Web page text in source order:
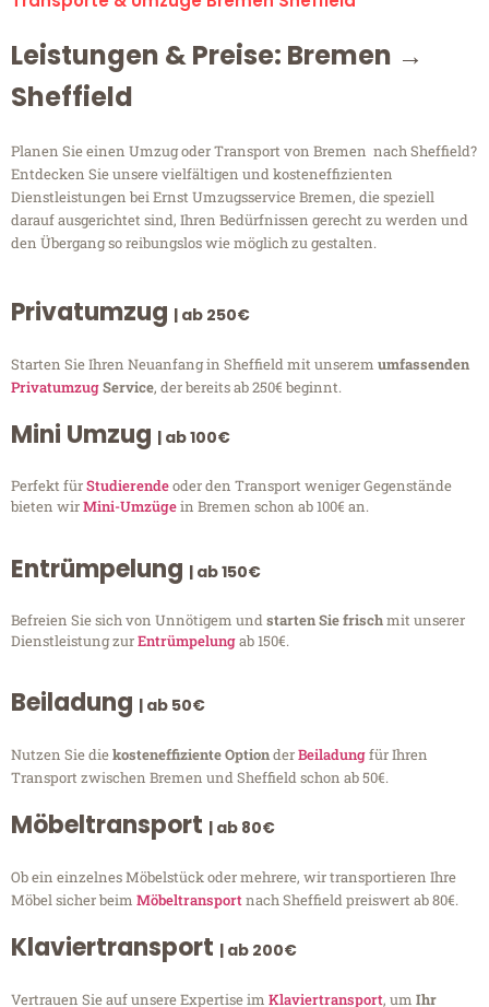
Leistungen & Preise: Bremen →
Sheffield
Planen Sie einen Umzug oder Transport von Bremen nach Sheffield?
Entdecken Sie unsere vielfältigen und kosteneffizienten
Dienstleistungen bei Ernst Umzugsservice Bremen, die speziell
darauf ausgerichtet sind, Ihren Bedürfnissen gerecht zu werden und
den Übergang so reibungslos wie möglich zu gestalten.
Privatumzug | ab 250€
Starten Sie Ihren Neuanfang in Sheffield mit unserem umfassenden
PrivatumzugService, der bereits ab 250€ beginnt.
Mini Umzug | ab 100€
Perfekt fürStudierendeoder den Transport weniger Gegenstände
bieten wirMini-Umzügein Bremen schon ab 100€ an.
Entrümpelung | ab 150€
Befreien Sie sich von Unnötigem undstarten Sie frischmit unserer
Dienstleistung zurEntrümpelungab 150€.
Beiladung | ab 50€
Nutzen Sie diekosteneffiziente OptionderBeiladungfür Ihren
Transport zwischen Bremen und Sheffield schon ab 50€.
Möbeltransport | ab 80€
Ob ein einzelnes Möbelstück oder mehrere, wir transportieren Ihre
Möbel sicher beim Möbeltransportnach Sheffield preiswert ab 80€.
Klaviertransport | ab 200€
Vertrauen Sie auf unsere Expertise im Klaviertransport, um Ihr